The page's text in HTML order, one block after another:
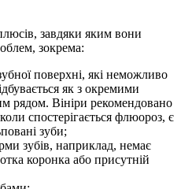
завдяки яким вони
зокрема:
поверхні, які неможливо
як з окремими
рядом. Вініри рекомендовано
спостерігається флюороз, є
зуби;
зубів, наприклад, немає
коронка або присутній